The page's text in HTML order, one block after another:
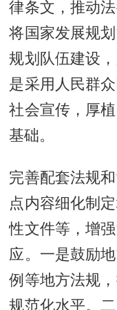
律条文，推动
将国家发展规
规划队伍建设
是采用人民群
社会宣传，厚
基础。
完善配套法规
点内容细化制
性文件等，增
应。一是鼓励
例等地方法规
规范化水平。